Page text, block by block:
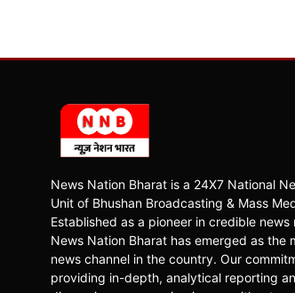
News Nation Bharat is a 24X7 National
Unit of Bhushan Broadcasting & Mass
Established as a pioneer in credible
News Nation Bharat has emerged as the
news channel in the country. Our
providing in-depth, analytical reporting